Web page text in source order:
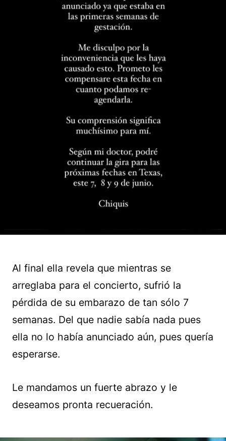
Al final ella revela que mientras se
arreglaba para el concierto, sufrió la
pérdida de su embarazo de tan sólo 7
semanas. Del que nadie sabía nada pues
ella no lo había anunciado aún, pues quería
esperarse.
Le mandamos un fuerte abrazo y le
deseamos pronta recueración.